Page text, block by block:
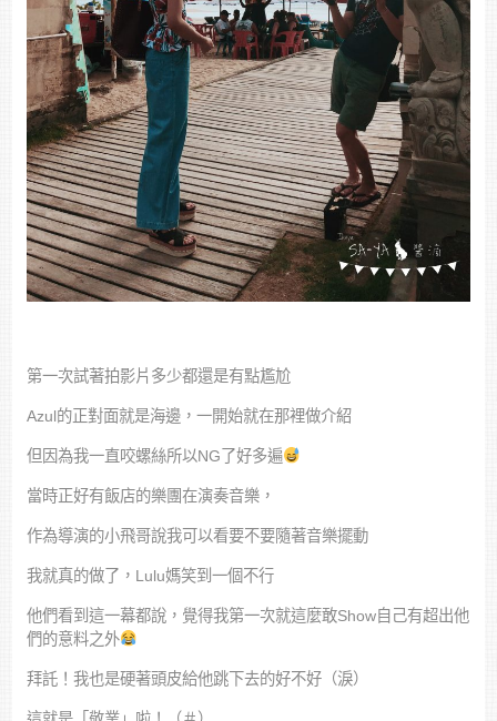
第一次試著拍影片多少都還是有點尷尬
Azul的正對面就是海邊，一開始就在那裡做介紹
但因為我一直咬螺絲所以NG了好多遍
當時正好有飯店的樂團在演奏音樂，
作為導演的小飛哥說我可以看要不要隨著音樂擺動
我就真的做了，Lulu媽笑到一個不行
他們看到這一幕都說，覺得我第一次就這麼敢Show自己有超出他
們的意料之外
拜託！我也是硬著頭皮給他跳下去的好不好（淚）